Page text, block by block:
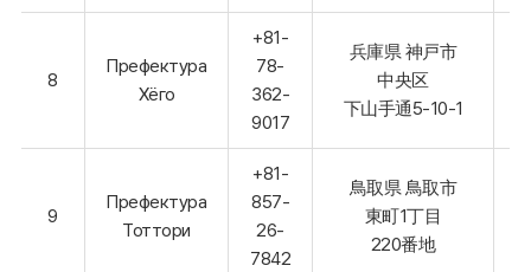
8
Префектура
Хёго
+81-
78-
362-
9017
兵庫県 神戸市
中央区
下山手通5-10-1
9
Префектура
Тоттори
+81-
857-
26-
7842
鳥取県 鳥取市
東町1丁目
220番地